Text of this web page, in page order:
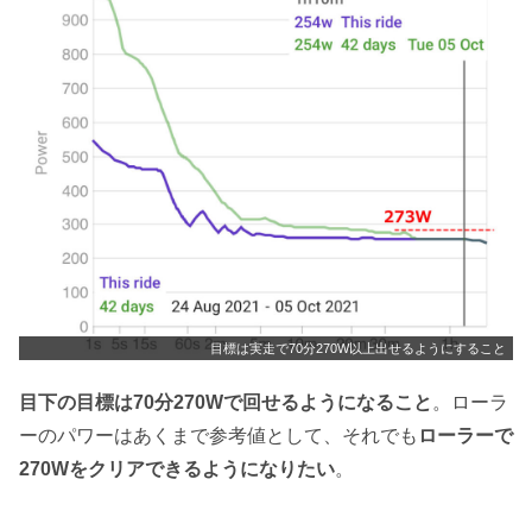
目標は実走で70分270W以上出せるようにすること
目下の目標は70分270Wで回せるようになること 。ローラ
ーのパワーはあくまで参考値として、それでも ローラーで
270Wをクリアできるようになりたい。